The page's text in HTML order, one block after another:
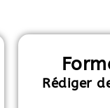
Rédiger